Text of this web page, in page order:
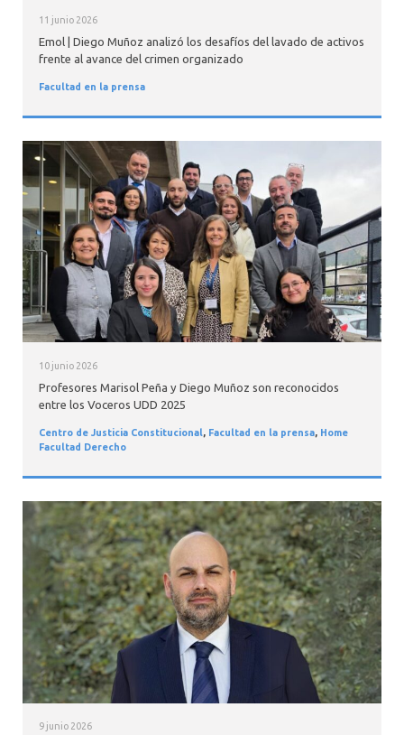
11 junio 2026
Emol | Diego Muñoz analizó los desafíos del lavado de activos
frente al avance del crimen organizado
Facultad en la prensa
10 junio 2026
Profesores Marisol Peña y Diego Muñoz son reconocidos
entre los Voceros UDD 2025
Centro de Justicia Constitucional, Facultad en la prensa, Home
Facultad Derecho
9 junio 2026